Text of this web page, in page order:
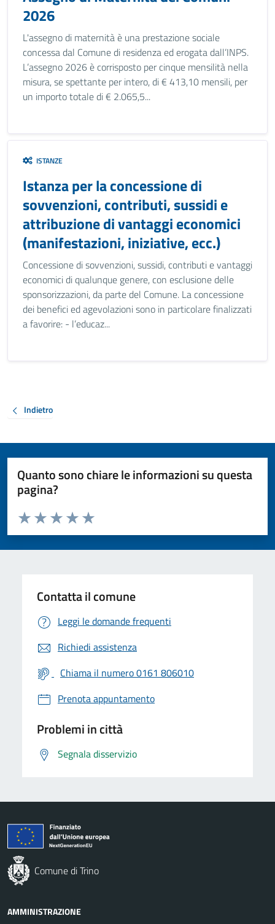
2026
L'assegno di maternità è una prestazione sociale
concessa dal Comune di residenza ed erogata dall’INPS.
L’assegno 2026 è corrisposto per cinque mensilità nella
misura, se spettante per intero, di € 413,10 mensili, per
un importo totale di € 2.065,5...
ISTANZE
Istanza per la concessione di
sovvenzioni, contributi, sussidi e
attribuzione di vantaggi economici
(manifestazioni, iniziative, ecc.)
Concessione di sovvenzioni, sussidi, contributi e vantaggi
economici di qualunque genere, con esclusione delle
sponsorizzazioni, da parte del Comune. La concessione
dei benefici ed agevolazioni sono in particolare finalizzati
a favorire: - l’educaz...
Indietro
Quanto sono chiare le informazioni su questa
pagina?
Valuta da 1 a 5 stelle la pagina
Valuta 5 stelle su 5
Valuta 4 stelle su 5
Valuta 3 stelle su 5
Valuta 2 stelle su 5
Valuta 1 stelle su 5
Contatta il comune
Leggi le domande frequenti
Richiedi assistenza
Chiama il numero 0161 806010
Prenota appuntamento
Problemi in città
Segnala disservizio
Comune di Trino
AMMINISTRAZIONE